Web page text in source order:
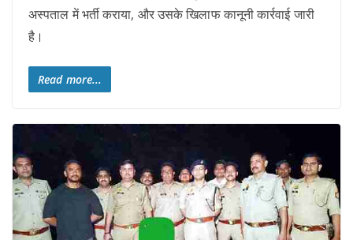
अस्पताल में भर्ती कराया, और उसके खिलाफ कानूनी कार्रवाई जारी
है।
Read more...